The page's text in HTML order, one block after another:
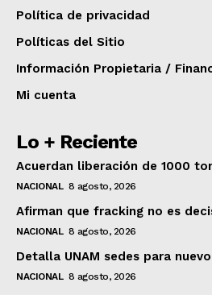
Política de privacidad
Políticas del Sitio
Información Propietaria /
Mi cuenta
Lo + Reciente
Acuerdan liberación de 1000
NACIONAL 8 agosto, 2026
Afirman que fracking no es
NACIONAL 8 agosto, 2026
Detalla UNAM sedes para
NACIONAL 8 agosto, 2026